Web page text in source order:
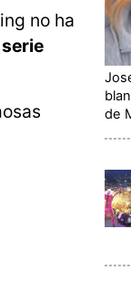
no ha
de